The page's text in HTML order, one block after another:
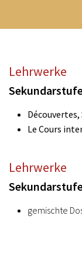
Lehrwerke
Le Cours
Lehrwerke
gemischte